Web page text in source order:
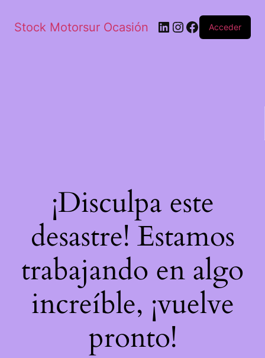
Stock Motorsur Ocasión Acceder
¡Disculpa este
desastre! Estamos
trabajando en algo
increíble, ¡vuelve
pronto!